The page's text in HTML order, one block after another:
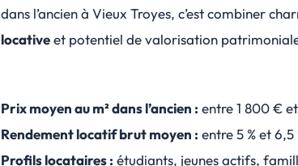
dans l’ancien à Vieux Troyes, c’est combiner
locativeet potentiel de valorisation
Prix moyen au m² dans l’ancien : entre 1 800 €
Rendement locatif brut moyen : entre 5 % et 6,5
Profils locataires : étudiants, jeunes actifs,